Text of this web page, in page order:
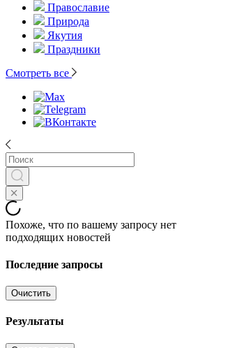
Православие
Природа
Якутия
Праздники
Смотреть все
Похоже, что по вашему запросу нет
подходящих новостей
Последние запросы
Очистить
Результаты